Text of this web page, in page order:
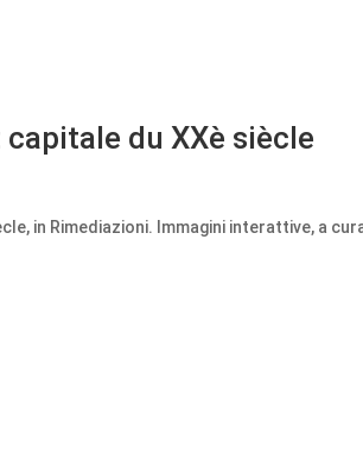
du XXè siècle
in Rimediazioni. Immagini interattive, a